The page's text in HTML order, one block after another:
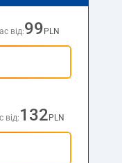
від:99 PLN
від: 132 PLN